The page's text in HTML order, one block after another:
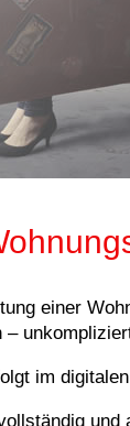
einer
im